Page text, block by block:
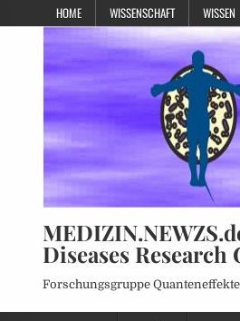
HOME WISSENSCHAFT WISSEN
Diseases Research
Forschungsgruppe